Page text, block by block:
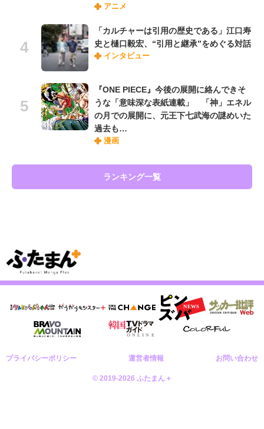
アニメ
「カルチャーは引用の歴史である」江口寿
史と樋口毅宏、“引用と継承”をめぐる対話
インタビュー
『ONE PIECE』今後の展開に絡んできそ
うな「意味深な表紙連載」 「神」エネル
の月での展開に、元王下七武海の謎めいた
過去も…
漫画
ランキング一覧
プライバシーポリシー 運営者情報 お問い合わせ
© 2019-2026 ふたまん＋